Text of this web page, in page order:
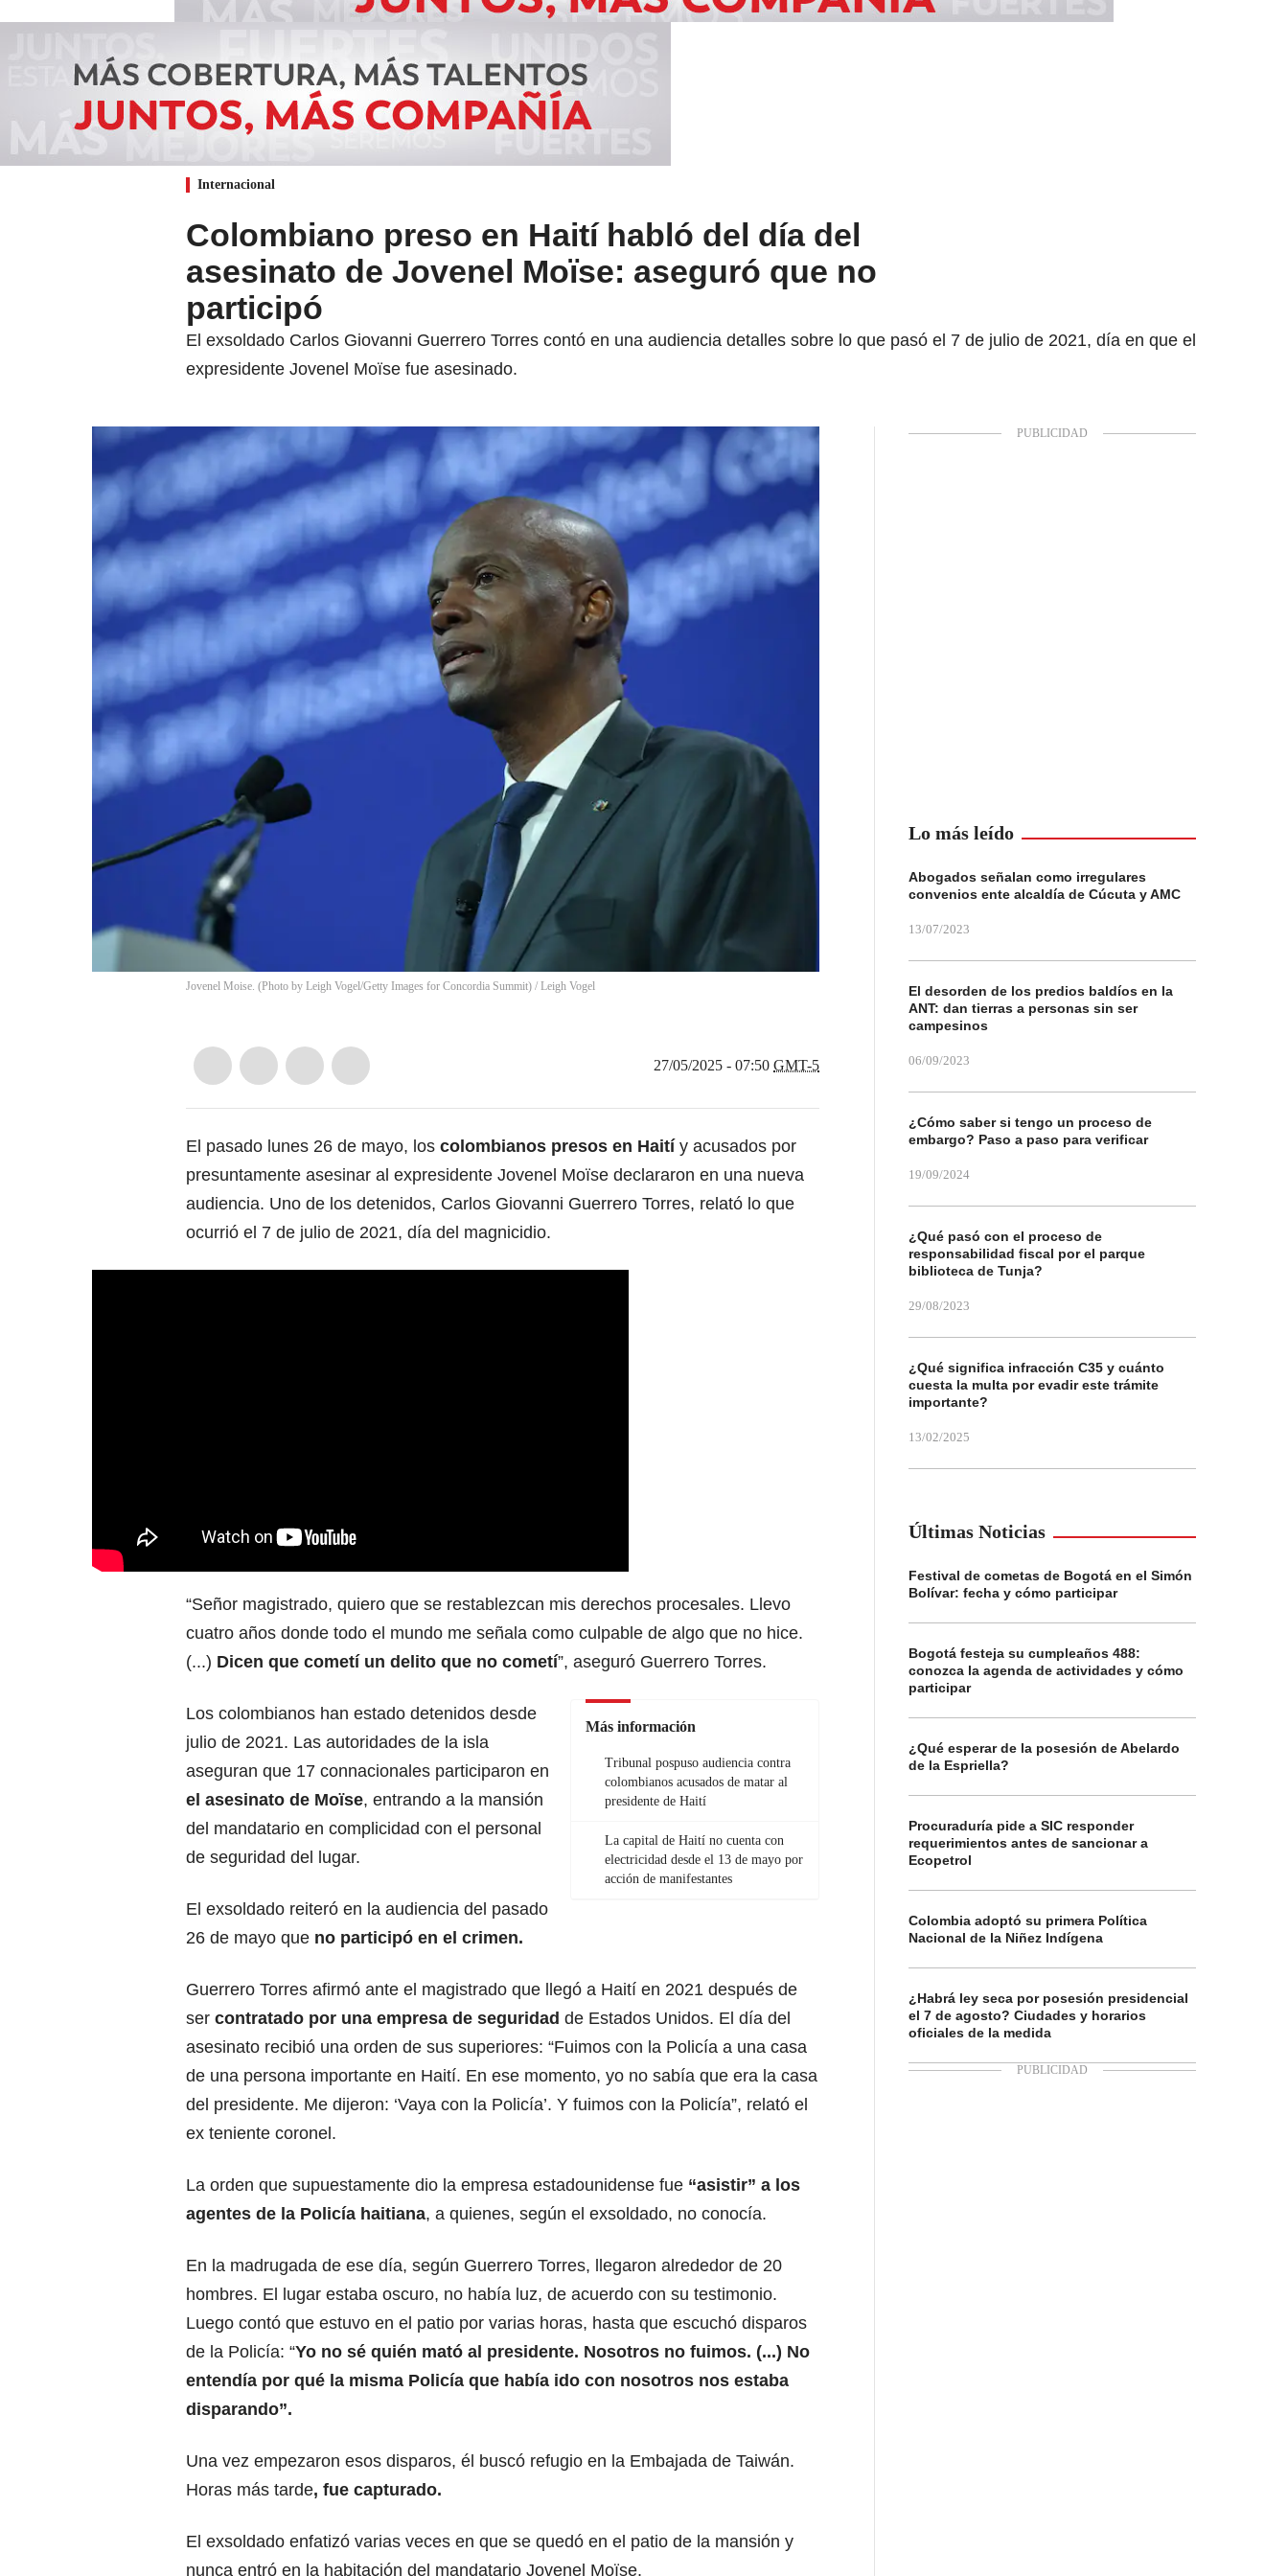
Internacional
Colombiano preso en Haití habló del día del
asesinato de Jovenel Moïse: aseguró que no
participó
El exsoldado Carlos Giovanni Guerrero Torres contó en una audiencia detalles sobre lo que pasó el 7 de julio de 2021, día en que el
expresidente Jovenel Moïse fue asesinado.
Jovenel Moise. (Photo by Leigh Vogel/Getty Images for Concordia Summit) / Leigh Vogel
27/05/2025 - 07:50 GMT-5
El pasado lunes 26 de mayo, los colombianos presos en Haití y acusados por
presuntamente asesinar al expresidente Jovenel Moïse declararon en una nueva
audiencia. Uno de los detenidos, Carlos Giovanni Guerrero Torres, relató lo que
ocurrió el 7 de julio de 2021, día del magnicidio.
“Señor magistrado, quiero que se restablezcan mis derechos procesales. Llevo
cuatro años donde todo el mundo me señala como culpable de algo que no hice.
(...) Dicen que cometí un delito que no cometí”, aseguró Guerrero Torres.
Más información
Tribunal pospuso audiencia contra
colombianos acusados de matar al
presidente de Haití
La capital de Haití no cuenta con
electricidad desde el 13 de mayo por
acción de manifestantes
Los colombianos han estado detenidos desde
julio de 2021. Las autoridades de la isla
aseguran que 17 connacionales participaron en
el asesinato de Moïse, entrando a la mansión
del mandatario en complicidad con el personal
de seguridad del lugar.
El exsoldado reiteró en la audiencia del pasado
26 de mayo que no participó en el crimen.
Guerrero Torres afirmó ante el magistrado que llegó a Haití en 2021 después de
ser contratado por una empresa de seguridad de Estados Unidos. El día del
asesinato recibió una orden de sus superiores: “Fuimos con la Policía a una casa
de una persona importante en Haití. En ese momento, yo no sabía que era la casa
del presidente. Me dijeron: ‘Vaya con la Policía’. Y fuimos con la Policía”, relató el
ex teniente coronel.
La orden que supuestamente dio la empresa estadounidense fue “asistir” a los
agentes de la Policía haitiana, a quienes, según el exsoldado, no conocía.
En la madrugada de ese día, según Guerrero Torres, llegaron alrededor de 20
hombres. El lugar estaba oscuro, no había luz, de acuerdo con su testimonio.
Luego contó que estuvo en el patio por varias horas, hasta que escuchó disparos
de la Policía: “Yo no sé quién mató al presidente. Nosotros no fuimos. (...) No
entendía por qué la misma Policía que había ido con nosotros nos estaba
disparando”.
Una vez empezaron esos disparos, él buscó refugio en la Embajada de Taiwán.
Horas más tarde, fue capturado.
El exsoldado enfatizó varias veces en que se quedó en el patio de la mansión y
nunca entró en la habitación del mandatario Jovenel Moïse.
Lo más leído
Abogados señalan como irregulares
convenios ente alcaldía de Cúcuta y AMC
13/07/2023
El desorden de los predios baldíos en la
ANT: dan tierras a personas sin ser
campesinos
06/09/2023
¿Cómo saber si tengo un proceso de
embargo? Paso a paso para verificar
19/09/2024
¿Qué pasó con el proceso de
responsabilidad fiscal por el parque
biblioteca de Tunja?
29/08/2023
¿Qué significa infracción C35 y cuánto
cuesta la multa por evadir este trámite
importante?
13/02/2025
Últimas Noticias
Festival de cometas de Bogotá en el Simón
Bolívar: fecha y cómo participar
Bogotá festeja su cumpleaños 488:
conozca la agenda de actividades y cómo
participar
¿Qué esperar de la posesión de Abelardo
de la Espriella?
Procuraduría pide a SIC responder
requerimientos antes de sancionar a
Ecopetrol
Colombia adoptó su primera Política
Nacional de la Niñez Indígena
¿Habrá ley seca por posesión presidencial
el 7 de agosto? Ciudades y horarios
oficiales de la medida